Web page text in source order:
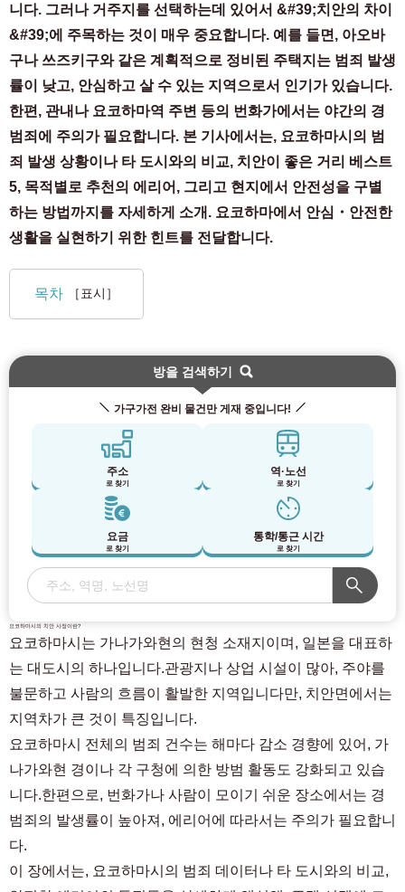
니다. 그러나 거주지를 선택하는데 있어서 &#39;치안의 차이
&#39;에 주목하는 것이 매우 중요합니다. 예를 들면, 아오바
구나 쓰즈키구와 같은 계획적으로 정비된 주택지는 범죄 발생
률이 낮고, 안심하고 살 수 있는 지역으로서 인기가 있습니다.
한편, 관내나 요코하마역 주변 등의 번화가에서는 야간의 경
범죄에 주의가 필요합니다. 본 기사에서는, 요코하마시의 범
죄 발생 상황이나 타 도시와의 비교, 치안이 좋은 거리 베스트
5, 목적별로 추천의 에리어, 그리고 현지에서 안전성을 구별
하는 방법까지를 자세하게 소개. 요코하마에서 안심・안전한
생활을 실현하기 위한 힌트를 전달합니다.
목차 ［표시］
방을 검색하기
가구가전 완비 물건만 게재 중입니다!
주소
로 찾기
역·노선
로 찾기
요금
로 찾기
통학/통근 시간
로 찾기
요코하마시의 치안 사정이란?
요코하마시는 가나가와현의 현청 소재지이며, 일본을 대표하
는 대도시의 하나입니다.관광지나 상업 시설이 많아, 주야를
불문하고 사람의 흐름이 활발한 지역입니다만, 치안면에서는
지역차가 큰 것이 특징입니다.
요코하마시 전체의 범죄 건수는 해마다 감소 경향에 있어, 가
나가와현 경이나 각 구청에 의한 방범 활동도 강화되고 있습
니다.한편으로, 번화가나 사람이 모이기 쉬운 장소에서는 경
범죄의 발생률이 높아져, 에리어에 따라서는 주의가 필요합니
다.
이 장에서는, 요코하마시의 범죄 데이터나 타 도시와의 비교,